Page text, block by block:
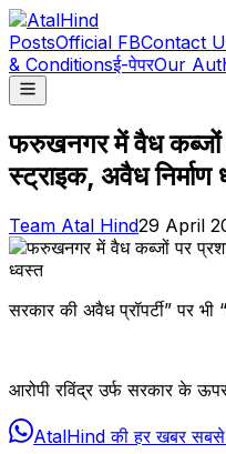
PostsOfficial FBContact
& Conditionsई-पेपरOur
फरुखनगर में वैध कब्जों
स्ट्राइक, अवैध निर्माण
Team Atal Hind29 April
सरकार की अवैध प्रॉपर्टी” पर
आरोपी रविंद्र उर्फ सरकार के
AtalHind की हर खबर